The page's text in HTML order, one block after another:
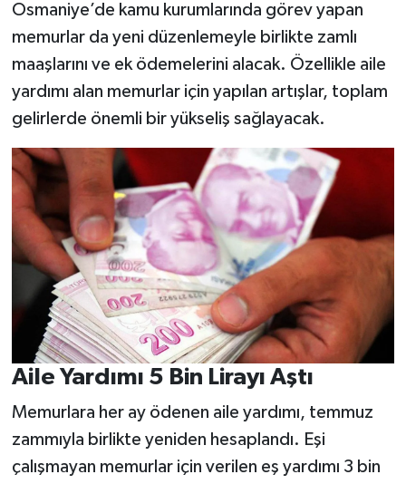
Osmaniye’de kamu kurumlarında görev yapan
memurlar da yeni düzenlemeyle birlikte zamlı
maaşlarını ve ek ödemelerini alacak. Özellikle aile
yardımı alan memurlar için yapılan artışlar, toplam
gelirlerde önemli bir yükseliş sağlayacak.
Aile Yardımı 5 Bin Lirayı Aştı
Memurlara her ay ödenen aile yardımı, temmuz
zammıyla birlikte yeniden hesaplandı. Eşi
çalışmayan memurlar için verilen eş yardımı 3 bin